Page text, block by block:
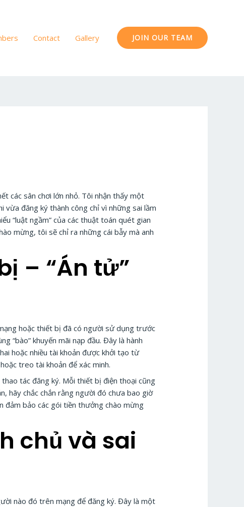
Contact Gallery JOIN OUR TEAM
các sân chơi lớn nhỏ. Tôi nhận thấy một
vừa đăng ký thành công chỉ vì những sai lầm
“luật ngầm” của các thuật toán quét gian
mừng, tôi sẽ chỉ ra những cái bẫy mà anh
– “Án tử”
hoặc thiết bị đã có người sử dụng trước
“bào” khuyến mãi nạp đầu. Đây là hành
hoặc nhiều tài khoản được khởi tạo từ
treo tài khoản để xác minh.
tác đăng ký. Mỗi thiết bị điện thoại cũng
hãy chắc chắn rằng người đó chưa bao giờ
đảm bảo các gói tiền thưởng chào mừng
chủ và sai
nào đó trên mạng để đăng ký. Đây là một